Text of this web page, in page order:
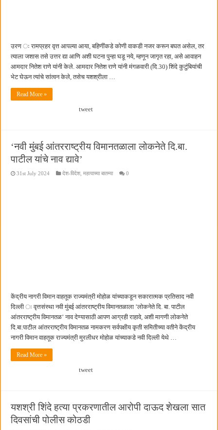
उरण ः रामप्रहर वृत्त आपल्या आया, बहिणींकडे कोणी वाकडी नजर करून बघत असेल, तर
त्याला जशास तसे उत्तर द्या आणि अशी घटना पुन्हा घडू नये, म्हणून जागृत रहा, असे आवाहन
आमदार नितेश राणे यांनी केले. आमदार नितेश राणे यांनी मंगळवारी (दि.30) शिंदे कुटुंबियांची
भेट घेऊन त्यांचे सांत्वन केले, तसेच यशश्रीला …
Read More »
tweet
‘नवी मुंबई आंतरराष्ट्रीय विमानतळाला लोकनेते दि.बा.
पाटील यांचे नाव द्यावे’
31st July 2024 देश-विदेश ,महत्वाच्या बातम्या 0
केंद्रीय नागरी विमान वाहतूक राज्यमंत्री मोहोळ यांच्याकडून सकारात्मक प्रतिसाद नवी
दिल्ली ः वृत्तसंस्था नवी मुंबई आंतरराष्ट्रीय विमानतळाला ’लोकनेते दि. बा. पाटील
आंतरराष्ट्रीय विमानतळ’ नाव देण्यासाठी आपण आग्रही राहावे, अशी मागणी लोकनेते
दि.बा.पाटील आंतरराष्ट्रीय विमानतळ नामकरण सर्वपक्षीय कृती समितीच्या वतीने केंद्रीय
नागरी विमान वाहतूक राज्यमंत्री मुरलीधर मोहोळ यांच्याकडे नवी दिल्ली येथे …
Read More »
tweet
यशश्री शिंदे हत्या प्रकरणातील आरोपी दाऊद शेखला सात
दिवसांची पोलीस कोठडी